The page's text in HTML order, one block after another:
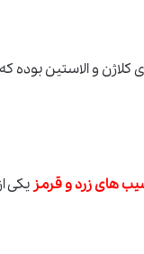
کلاژن و الاستین بوده که
های زرد و قرمز یکی